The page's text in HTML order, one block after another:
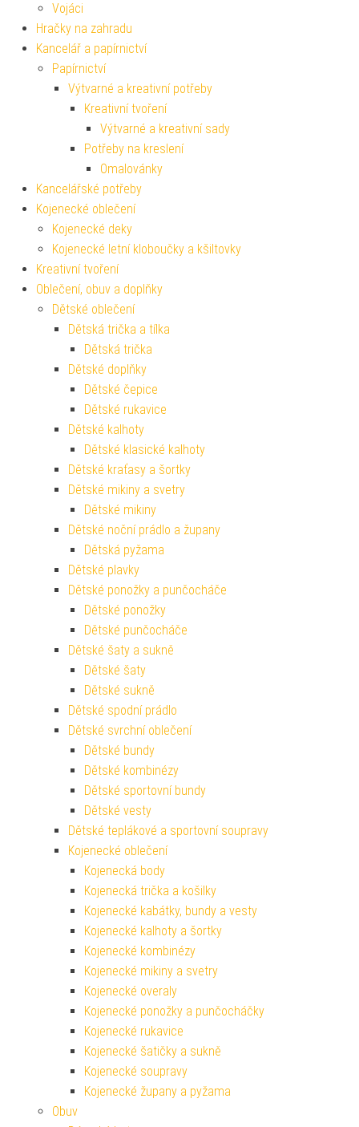
Vojáci
Hračky na zahradu
Kancelář a papírnictví
Papírnictví
Výtvarné a kreativní potřeby
Kreativní tvoření
Výtvarné a kreativní sady
Potřeby na kreslení
Omalovánky
Kancelářské potřeby
Kojenecké oblečení
Kojenecké deky
Kojenecké letní kloboučky a kšiltovky
Kreativní tvoření
Oblečení, obuv a doplňky
Dětské oblečení
Dětská trička a tílka
Dětská trička
Dětské doplňky
Dětské čepice
Dětské rukavice
Dětské kalhoty
Dětské klasické kalhoty
Dětské kraťasy a šortky
Dětské mikiny a svetry
Dětské mikiny
Dětské noční prádlo a župany
Dětská pyžama
Dětské plavky
Dětské ponožky a punčocháče
Dětské ponožky
Dětské punčocháče
Dětské šaty a sukně
Dětské šaty
Dětské sukně
Dětské spodní prádlo
Dětské svrchní oblečení
Dětské bundy
Dětské kombinézy
Dětské sportovní bundy
Dětské vesty
Dětské teplákové a sportovní soupravy
Kojenecké oblečení
Kojenecká body
Kojenecká trička a košilky
Kojenecké kabátky, bundy a vesty
Kojenecké kalhoty a šortky
Kojenecké kombinézy
Kojenecké mikiny a svetry
Kojenecké overaly
Kojenecké ponožky a punčocháčky
Kojenecké rukavice
Kojenecké šatičky a sukně
Kojenecké soupravy
Kojenecké župany a pyžama
Obuv